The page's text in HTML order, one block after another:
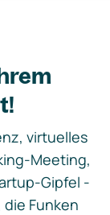
virtuelles
Meeting,
Gipfel -
Funken